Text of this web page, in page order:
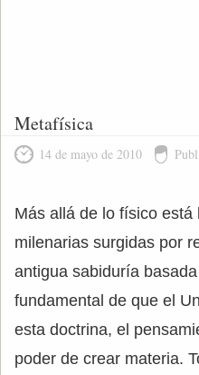
Metafísica
14 de mayo de 2010
Más allá de lo físico
milenarias surgidas por
antigua sabiduría
fundamental de que el
esta doctrina, el
poder de crear materia.